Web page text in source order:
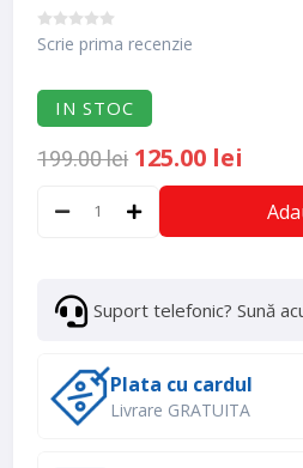
Scrie prima recenzie
IN STOC
199.00 lei 125.00 lei
Suport telefonic? Sună
Plata cu cardul
Livrare GRATUITA